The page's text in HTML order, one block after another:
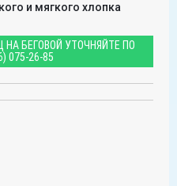
и мягкого хлопка
БЕГОВОЙ УТОЧНЯЙТЕ ПО
075-26-85